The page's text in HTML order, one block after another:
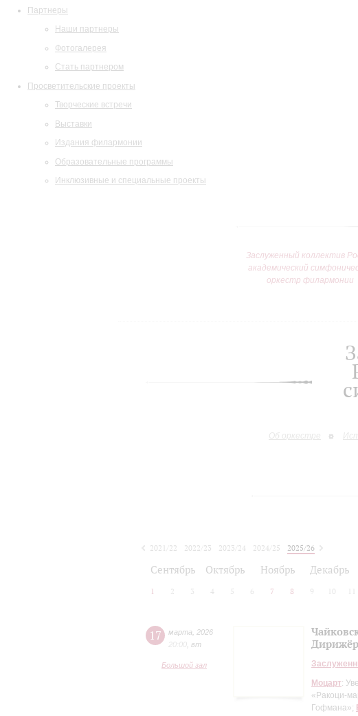
Партнеры
Наши партнеры
Фотогалерея
Стать партнером
Просветительские проекты
Творческие встречи
Выставки
Издания филармонии
Образовательные программы
Инклюзивные и специальные проекты
Заслуженный коллектив
академический
оркестр филармонии
Об оркестре
2021/22 2022/23 2023/24 2024/25
2025/26
Сентябрь Октябрь Ноябрь Декабрь
1 2 3 4 5 6 7 8 9 10
17 марта
2026
20:00 вт
Большой зал
Дирижёр
Моцарт:
«Ракоци-
Гофмана»;